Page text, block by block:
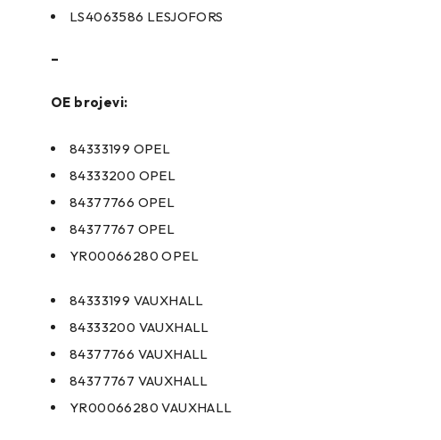
LS4063586 LESJOFORS
–
OE brojevi:
84333199 OPEL
84333200 OPEL
84377766 OPEL
84377767 OPEL
YR00066280 OPEL
84333199 VAUXHALL
84333200 VAUXHALL
84377766 VAUXHALL
84377767 VAUXHALL
YR00066280 VAUXHALL